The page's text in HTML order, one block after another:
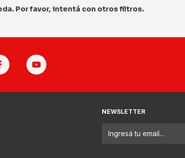
Por favor, intentá con otros filtros.
NEWSLETTER